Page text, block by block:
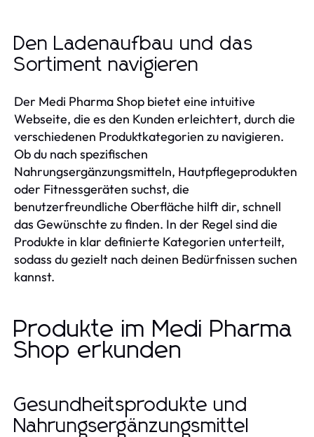
Den Ladenaufbau und das
Sortiment navigieren
Der Medi Pharma Shop bietet eine intuitive
Webseite, die es den Kunden erleichtert, durch die
verschiedenen Produktkategorien zu navigieren.
Ob du nach spezifischen
Nahrungsergänzungsmitteln, Hautpflegeprodukten
oder Fitnessgeräten suchst, die
benutzerfreundliche Oberfläche hilft dir, schnell
das Gewünschte zu finden. In der Regel sind die
Produkte in klar definierte Kategorien unterteilt,
sodass du gezielt nach deinen Bedürfnissen suchen
kannst.
Produkte im Medi Pharma
Shop erkunden
Gesundheitsprodukte und
Nahrungsergänzungsmittel